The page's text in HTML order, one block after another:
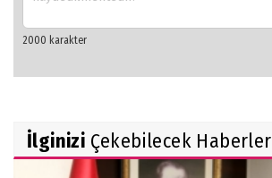
İlginizi Çekebilecek Haberler